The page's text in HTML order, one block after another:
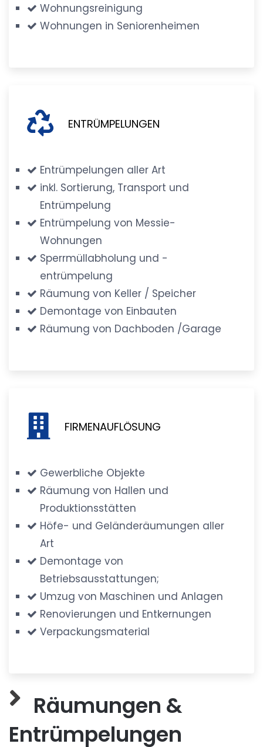
Wohnungsreinigung
Wohnungen in Seniorenheimen
ENTRÜMPELUNGEN
Entrümpelungen aller Art
inkl. Sortierung, Transport und
Entrümpelung
Entrümpelung von Messie-
Wohnungen
Sperrmüllabholung und -
entrümpelung
Räumung von Keller / Speicher
Demontage von Einbauten
Räumung von Dachboden /Garage
FIRMENAUFLÖSUNG
Gewerbliche Objekte
Räumung von Hallen und
Produktionsstätten
Höfe- und Geländeräumungen aller
Art
Demontage von
Betriebsausstattungen;
Umzug von Maschinen und Anlagen
Renovierungen und Entkernungen
Verpackungsmaterial
Räumungen &
Entrümpelungen